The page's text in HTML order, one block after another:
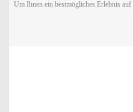
Um Ihnen ein bestmögliches Erlebnis